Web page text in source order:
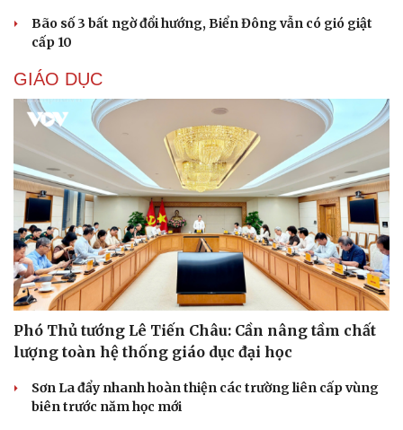
Bão số 3 bất ngờ đổi hướng, Biển Đông vẫn có gió giật
cấp 10
GIÁO DỤC
Phó Thủ tướng Lê Tiến Châu: Cần nâng tầm chất
lượng toàn hệ thống giáo dục đại học
Sơn La đẩy nhanh hoàn thiện các trường liên cấp vùng
biên trước năm học mới